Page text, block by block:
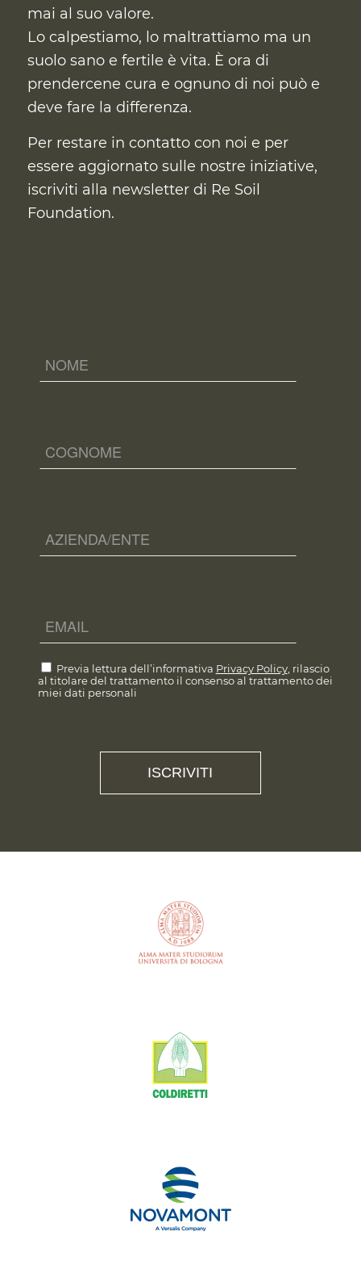
mai al suo valore.
Lo calpestiamo, lo maltrattiamo ma un
suolo sano e fertile è vita. È ora di
prendercene cura e ognuno di noi può e
deve fare la differenza.
Per restare in contatto con noi e per
essere aggiornato sulle nostre iniziative,
iscriviti alla newsletter di Re Soil
Foundation.
Previa lettura dell’informativa Privacy Policy, rilascio
al titolare del trattamento il consenso al trattamento dei
miei dati personali